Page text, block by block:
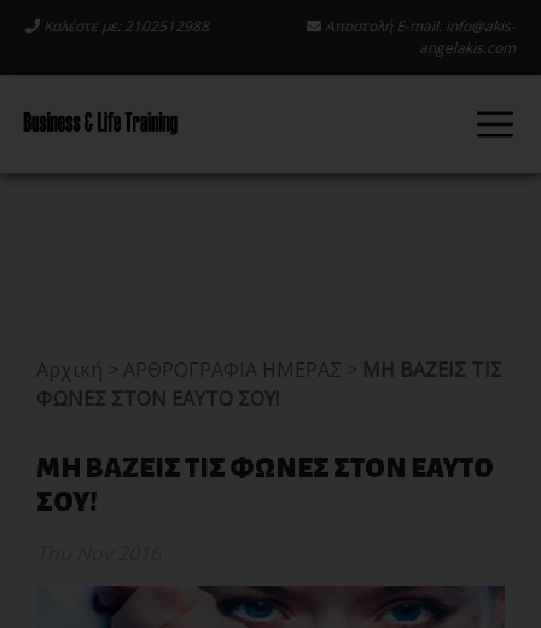
Καλέστε με: 2102512988 Αποστολή E-mail: info@akis-
angelakis.com
Αρχική > ΑΡΘΡΟΓΡΑΦΙΑ ΗΜΕΡΑΣ > ΜΗ ΒΑΖΕΙΣ ΤΙΣ
ΦΩΝΕΣ ΣΤΟΝ ΕΑΥΤΟ ΣΟΥ!
ΜΗ ΒΑΖΕΙΣ ΤΙΣ ΦΩΝΕΣ ΣΤΟΝ ΕΑΥΤΟ
ΣΟΥ!